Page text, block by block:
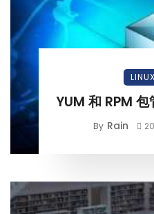
YUM 和 RPM
By Rain